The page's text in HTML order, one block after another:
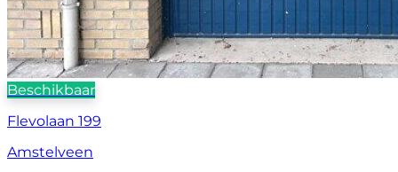
Beschikbaar
Flevolaan 199
Amstelveen